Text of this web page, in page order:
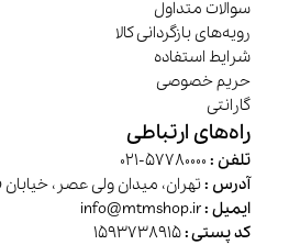
سوالات متداول
رویه‌های بازگردانی کالا
شرایط استفاده
حریم خصوصی
گارانتی
راه‌های ارتباطی
تلفن :
آدرس :تهران، میدان ولی عصر، خیابان فیروزه،
ایمیل :
کد پستی :